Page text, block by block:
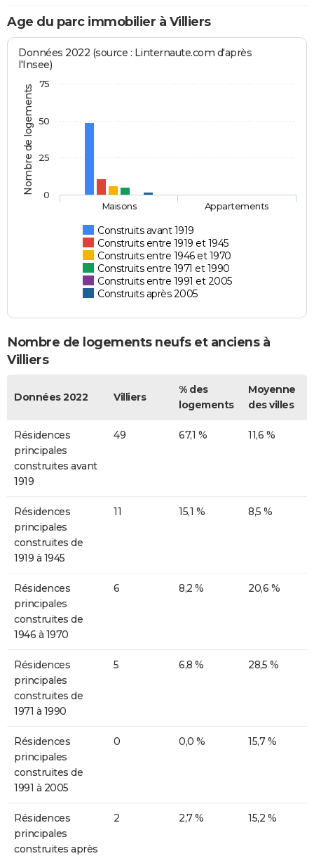
Age du parc immobilier à Villiers
Nombre de logements
Données 2022 (source : Linternaute.com d'après
l'Insee)
Construits avant 1919
Construits entre 1919 et 1945
Construits entre 1946 et 1970
Construits entre 1971 et 1990
Construits entre 1991 et 2005
Construits après 2005
Maisons Appartements
0
25
50
75
Nombre de logements neufs et anciens à
Villiers
Données 2022 Villiers
% des
logements
Moyenne
des villes
Résidences
principales
construites avant
1919
49 67,1 % 11,6 %
Résidences
principales
construites de
1919 à 1945
11 15,1 % 8,5 %
Résidences
principales
construites de
1946 à 1970
6 8,2 % 20,6 %
Résidences
principales
construites de
1971 à 1990
5 6,8 % 28,5 %
Résidences
principales
construites de
1991 à 2005
0 0,0 % 15,7 %
Résidences
principales
construites après
2 2,7 % 15,2 %